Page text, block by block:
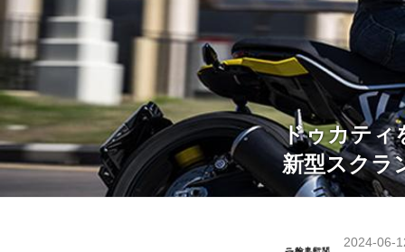
ドゥカティ
新型スクラ
2024-06-